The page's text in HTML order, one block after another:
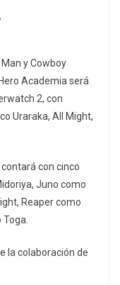
y Cowboy
Academia será
2, con
Uraraka, All Might,
con cinco
Juno como
Reaper como
la colaboración de